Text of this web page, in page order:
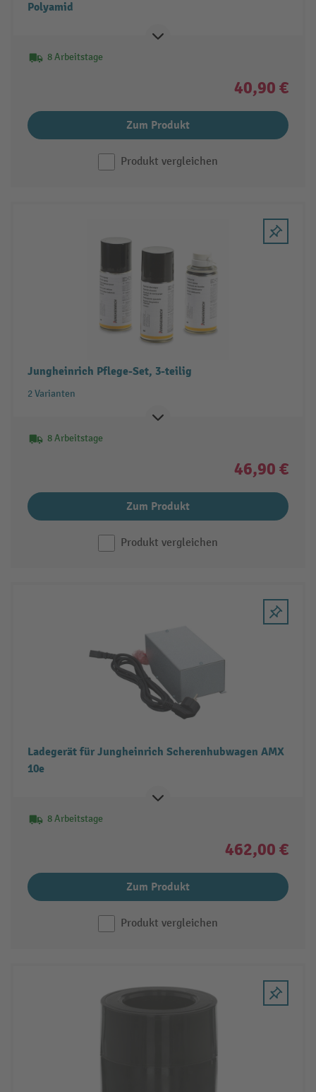
Polyamid
8 Arbeitstage
40,90 €
Zum Produkt
Produkt vergleichen
Jungheinrich Pflege-Set, 3-teilig
2 Varianten
8 Arbeitstage
46,90 €
Zum Produkt
Produkt vergleichen
Ladegerät für Jungheinrich Scherenhubwagen AMX
10e
8 Arbeitstage
462,00 €
Zum Produkt
Produkt vergleichen